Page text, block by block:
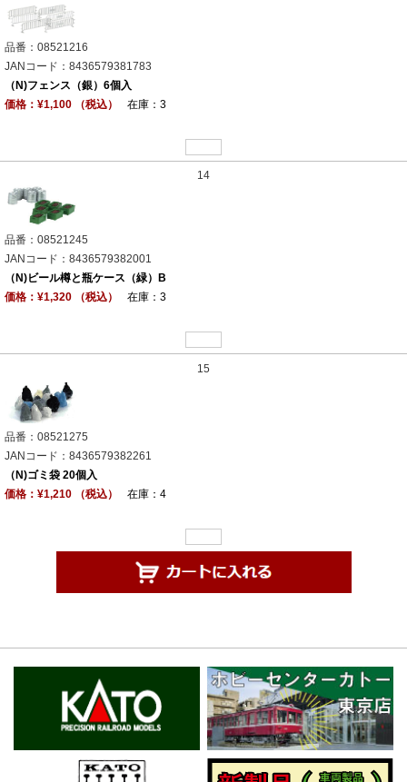
品番：08521216
JANコード：8436579381783
（N)フェンス（銀）6個入
価格：¥1,100 （税込）
在庫：3
14
品番：08521245
JANコード：8436579382001
（N)ビール樽と瓶ケース（緑）B
価格：¥1,320 （税込）
在庫：3
15
品番：08521275
JANコード：8436579382261
（N)ゴミ袋 20個入
価格：¥1,210 （税込）
在庫：4